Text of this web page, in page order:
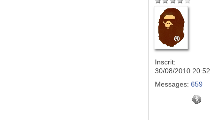
Inscrit:
30/08/2010 20:52
Messages: 659